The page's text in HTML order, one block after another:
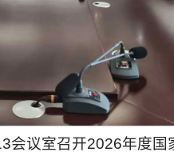
议室召开2026年度